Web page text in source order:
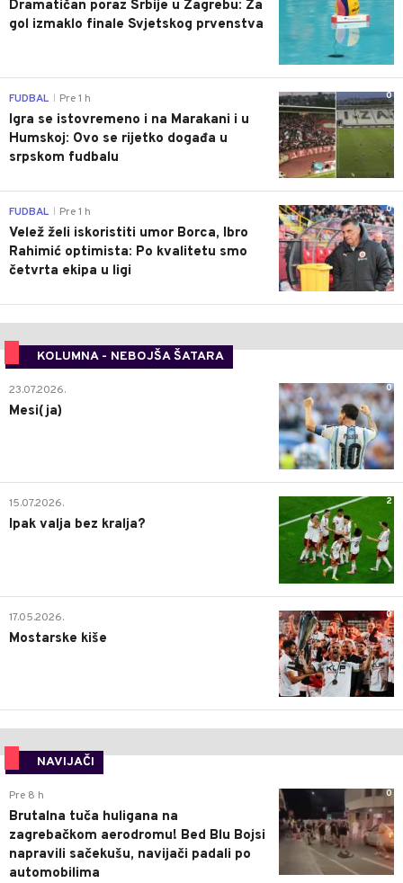
Dramatičan poraz Srbije u Zagrebu: Za
gol izmaklo finale Svjetskog prvenstva
0
FUDBAL Pre 1 h
Igra se istovremeno i na Marakani i u
Humskoj: Ovo se rijetko događa u
srpskom fudbalu
0
FUDBAL Pre 1 h
Velež želi iskoristiti umor Borca, Ibro
Rahimić optimista: Po kvalitetu smo
četvrta ekipa u ligi
KOLUMNA - NEBOJŠA ŠATARA
0
23.07.2026.
Mesi(ja)
2
15.07.2026.
Ipak valja bez kralja?
0
17.05.2026.
Mostarske kiše
NAVIJAČI
0
Pre 8 h
Brutalna tuča huligana na
zagrebačkom aerodromu! Bed Blu Bojsi
napravili sačekušu, navijači padali po
automobilima